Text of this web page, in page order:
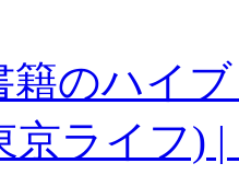
のハイ
京ライフ)